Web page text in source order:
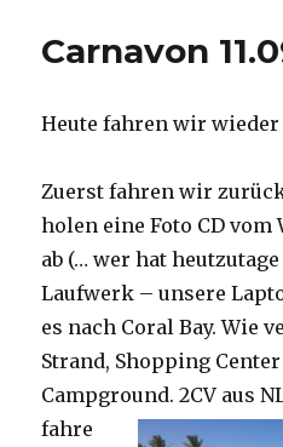
Carnavon
Heute fahren wir wieder
Zuerst fahren wir
holen eine Foto CD
ab (… wer hat
Laufwerk – unsere
es nach Coral Bay. Wie
Strand, Shopping
Campground.2CV aus
fahre